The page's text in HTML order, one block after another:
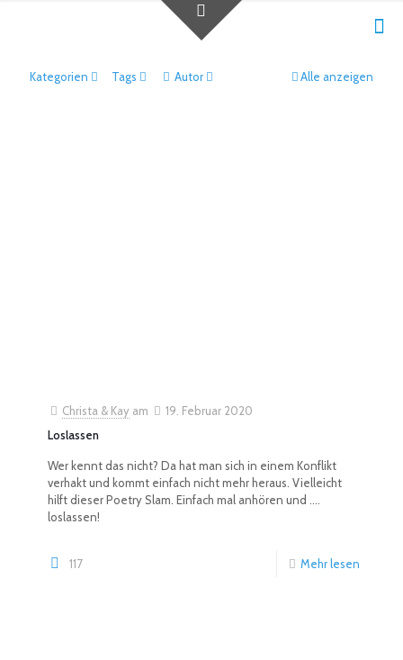
Kategorien Tags Autor Alle anzeigen
Christa & Kay am
19. Februar 2020
Loslassen
Wer kennt das nicht? Da hat man sich in einem Konflikt
verhakt und kommt einfach nicht mehr heraus. Vielleicht
hilft dieser Poetry Slam. Einfach mal anhören und ....
loslassen!
117 Mehr lesen